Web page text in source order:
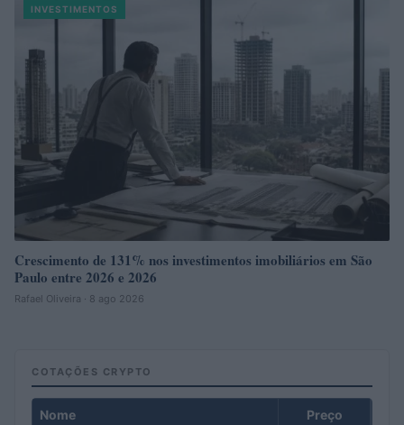
INVESTIMENTOS
Crescimento de 131% nos investimentos imobiliários em São
Paulo entre 2026 e 2026
Rafael Oliveira · 8 ago 2026
COTAÇÕES CRYPTO
Nome Preço